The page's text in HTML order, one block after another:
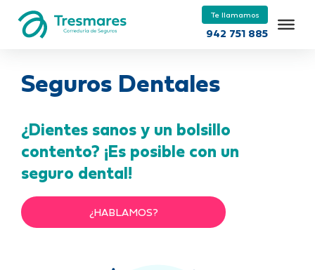
Te llamamos
942 751 885
Seguros Dentales
¿Dientes sanos y un bolsillo
contento? ¡Es posible con un
seguro dental!
¿HABLAMOS?